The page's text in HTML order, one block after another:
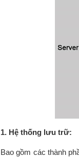
1. Hệ thống lưu trữ:
Bao gồm các thành